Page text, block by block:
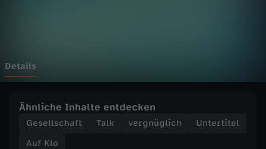
c
l
Details
Ähnliche Inhalte entdecken
Gesellschaft Talk vergnüglich
Untertitel
Auf Klo